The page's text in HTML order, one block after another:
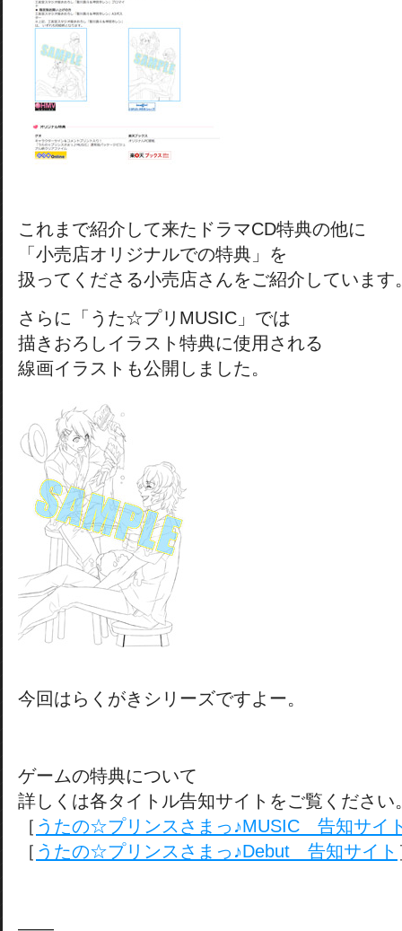
これまで紹介して来たドラマCD特典の他に
「小売店オリジナルでの特典」を
扱ってくださる小売店さんをご紹介しています
さらに「うた☆プリMUSIC」では
描きおろしイラスト特典に使用される
線画イラストも公開しました。
今回はらくがきシリーズですよー。
ゲームの特典について
詳しくは各タイトル告知サイトをご覧ください
［ うたの☆プリンスさまっ♪MUSIC 告知サイ
［ うたの☆プリンスさまっ♪Debut 告知サイト